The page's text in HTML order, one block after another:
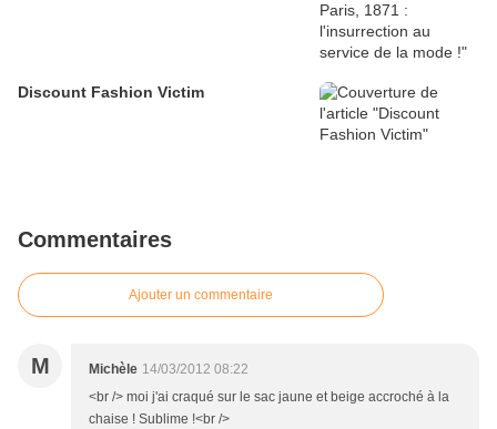
Discount Fashion Victim
Commentaires
Ajouter un commentaire
M Michèle 14/03/2012 08:22
<br /> moi j'ai craqué sur le sac jaune et beige accroché à la
chaise ! Sublime !<br />